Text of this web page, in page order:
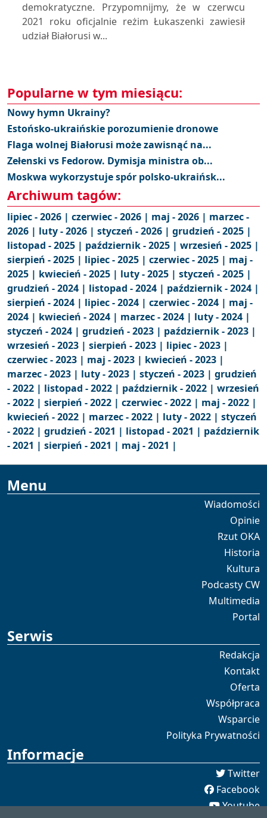
demokratyczne. Przypomnijmy, że w czerwcu
2021 roku oficjalnie reżim Łukaszenki zawiesił
udział Białorusi w...
Popularne w tym miesiącu:
Nowy hymn Ukrainy?
Estońsko-ukraińskie porozumienie dronowe
Flaga wolnej Białorusi może zawisnąć na...
Zełenski vs Fedorow. Dymisja ministra ob...
Moskwa wykorzystuje spór polsko-ukraińsk...
Archiwum tagów:
lipiec - 2026 | czerwiec - 2026 | maj - 2026 | marzec -
2026 | luty - 2026 | styczeń - 2026 | grudzień - 2025 |
listopad - 2025 | październik - 2025 | wrzesień - 2025 |
sierpień - 2025 | lipiec - 2025 | czerwiec - 2025 | maj -
2025 | kwiecień - 2025 | luty - 2025 | styczeń - 2025 |
grudzień - 2024 | listopad - 2024 | październik - 2024 |
sierpień - 2024 | lipiec - 2024 | czerwiec - 2024 | maj -
2024 | kwiecień - 2024 | marzec - 2024 | luty - 2024 |
styczeń - 2024 | grudzień - 2023 | październik - 2023 |
wrzesień - 2023 | sierpień - 2023 | lipiec - 2023 |
czerwiec - 2023 | maj - 2023 | kwiecień - 2023 |
marzec - 2023 | luty - 2023 | styczeń - 2023 | grudzień
- 2022 | listopad - 2022 | październik - 2022 | wrzesień
- 2022 | sierpień - 2022 | czerwiec - 2022 | maj - 2022 |
kwiecień - 2022 | marzec - 2022 | luty - 2022 | styczeń
- 2022 | grudzień - 2021 | listopad - 2021 | październik
- 2021 | sierpień - 2021 | maj - 2021 |
Menu
Wiadomości
Opinie
Rzut OKA
Historia
Kultura
Podcasty CW
Multimedia
Portal
Serwis
Redakcja
Kontakt
Oferta
Współpraca
Wsparcie
Polityka Prywatności
Informacje
Twitter
Facebook
Youtube